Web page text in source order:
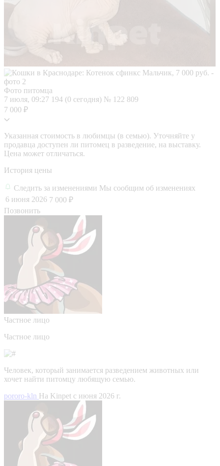
Фото питомца
7 июля, 09:27 194 (0 сегодня) № 122 809
7 000 ₽
Указанная стоимость в любимцы (в семью). Уточняйте у
продавца доступен ли питомец в разведение, на выставку.
Цена может отличаться.
История цены
Следить за изменениями Мы сообщим об изменениях
6 июня 2026 7 000 ₽
Позвонить
Частное лицо
Частное лицо
Человек, который занимается разведением животных или
хочет найти питомцу любящую семью.
pororo-kln На Kinpet c июня 2026 г.